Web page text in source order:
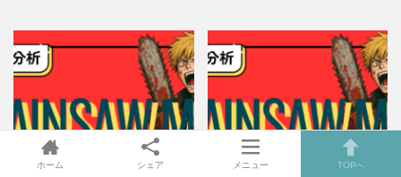
ホーム シェア メニュー TOPへ